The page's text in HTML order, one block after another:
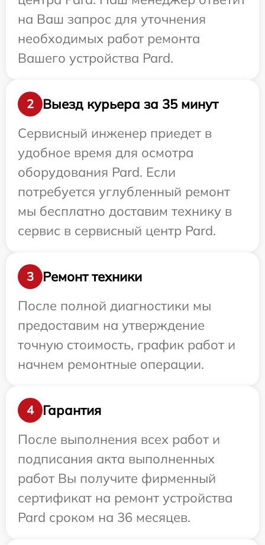
на Ваш запрос для уточнения
необходимых работ ремонта
Вашего устройства Pard.
2
Выезд курьера за 35 минут
Сервисный инженер приедет в
удобное время для осмотра
оборудования Pard. Если
потребуется углубленный ремонт
мы бесплатно доставим технику в
сервис в сервисный центр Pard.
3
Ремонт техники
После полной диагностики мы
предоставим на утверждение
точную стоимость, график работ и
начнем ремонтные операции.
4
Гарантия
После выполнения всех работ и
подписания акта выполненных
работ Вы получите фирменный
сертификат на ремонт устройства
Pard сроком на 36 месяцев.